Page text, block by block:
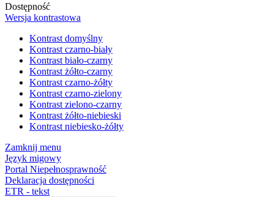
Dostępność
Wersja kontrastowa
Kontrast domyślny
Kontrast czarno-biały
Kontrast biało-czarny
Kontrast żółto-czarny
Kontrast czarno-żółty
Kontrast czarno-zielony
Kontrast zielono-czarny
Kontrast żółto-niebieski
Kontrast niebiesko-żółty
Zamknij menu
Język migowy
Portal Niepełnosprawność
Deklaracja dostępności
ETR - tekst